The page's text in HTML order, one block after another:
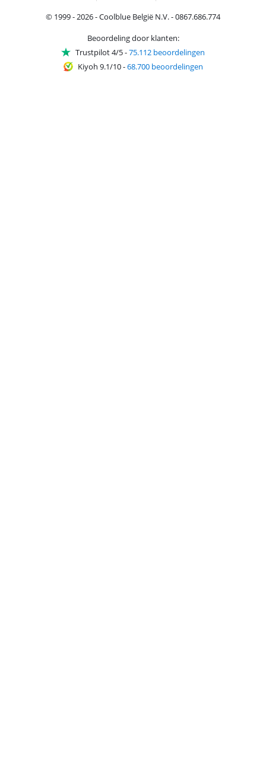
© 1999 - 2026 - Coolblue België N.V. - 0867.686.774
Beoordeling door klanten:
Trustpilot 4/5-75.112 beoordelingen
Kiyoh 9.1/10-68.700 beoordelingen